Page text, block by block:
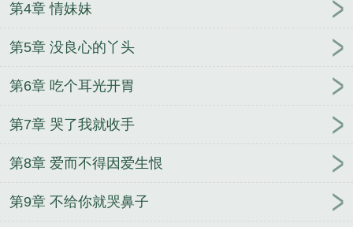
第4章 情妹妹
第5章 没良心的丫头
第6章 吃个耳光开胃
第7章 哭了我就收手
第8章 爱而不得因爱生恨
第9章 不给你就哭鼻子